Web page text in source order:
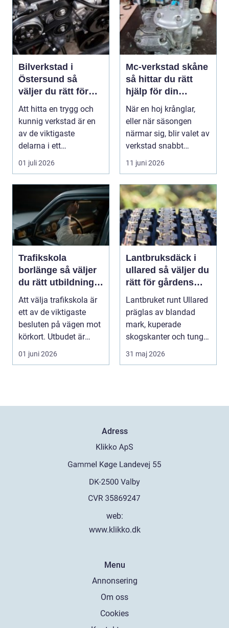
Bilverkstad i
Östersund så
väljer du rätt för
din bil
Att hitta en trygg och
kunnig verkstad är en
av de viktigaste
delarna i ett
problemfritt bilägande.
01 juli 2026
Mc-verkstad skåne
så hittar du rätt
hjälp för din
motorcykel
När en hoj krånglar,
eller när säsongen
närmar sig, blir valet av
verkstad snabbt
avgörande. En MC-v...
11 juni 2026
Trafikskola
borlänge så väljer
du rätt utbildning
mot körkort
Att välja trafikskola är
ett av de viktigaste
besluten på vägen mot
körkort. Utbudet är
stort, prise...
01 juni 2026
Lantbruksdäck i
ullared så väljer du
rätt för gårdens
behov
Lantbruket runt Ullared
präglas av blandad
mark, kuperade
skogskanter och tunga
arbetsmoment.
Däckva...
31 maj 2026
Adress
web:
www.klikko.dk
Menu
Annonsering
Om oss
Cookies